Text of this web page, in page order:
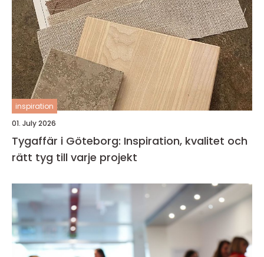
inspiration
01. July 2026
Tygaffär i Göteborg: Inspiration, kvalitet och
rätt tyg till varje projekt